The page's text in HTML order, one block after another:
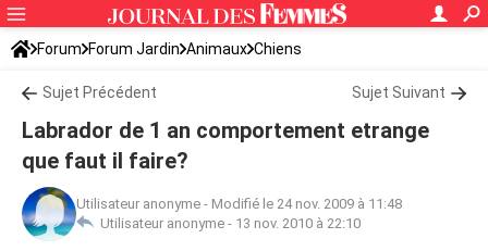
Forum Forum Jardin Animaux Chiens
Sujet Précédent Sujet Suivant
Labrador de 1 an comportement etrange
que faut il faire?
Utilisateur anonyme - Modifié le 24 nov. 2009 à 11:48
Utilisateur anonyme - 13 nov. 2010 à 22:10